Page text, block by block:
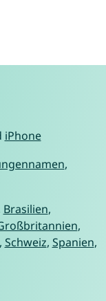
iPhone
,
Brasilien,
,
, Schweiz, Spanien,